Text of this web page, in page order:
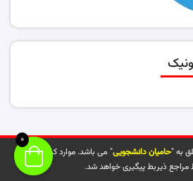
به "حامیان دانشجویی" می باشد. موارد کپی شده از
ذیربط پیگیری خواهد شد.
0